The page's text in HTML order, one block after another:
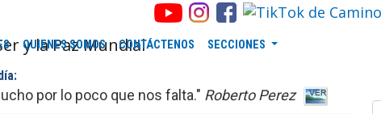
QUIENES SOMOS CONTÁCTENOS SECCIONES
por lo poco que nos falta." Roberto Perez